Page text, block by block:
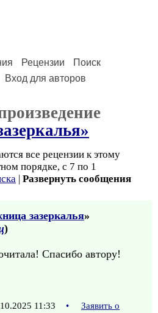
Рецензии
Поиск
Вход для авторов
все рецензии к этому
порядке, с 7 по 1
| Развернуть сообщения
зазеркалья»
)
Спасибо автору!
11:33 •
Заявить о